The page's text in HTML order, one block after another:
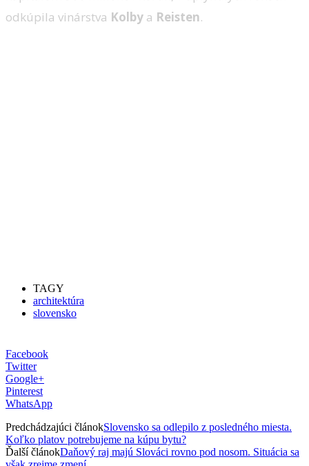
odkúpila vinárstva Kolby a Reisten.
TAGY
architektúra
slovensko
Facebook
Twitter
Google+
Pinterest
WhatsApp
Predchádzajúci článokSlovensko sa odlepilo z posledného miesta.
Koľko platov potrebujeme na kúpu bytu?
Ďalší článokDaňový raj majú Slováci rovno pod nosom. Situácia sa